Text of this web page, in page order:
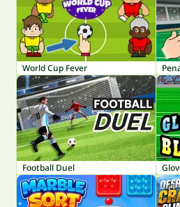
World Cup Fever
Football Duel